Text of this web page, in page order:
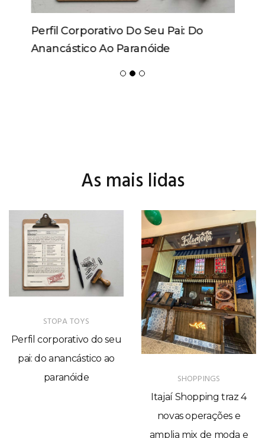
Perfil Corporativo Do Seu Pai: Do
Anancástico Ao Paranóide
As mais lidas
STOPA TOYS
Perfil corporativo do seu
pai: do anancástico ao
paranóide
SHOPPINGS
Itajaí Shopping traz 4
novas operações e
amplia mix de moda e